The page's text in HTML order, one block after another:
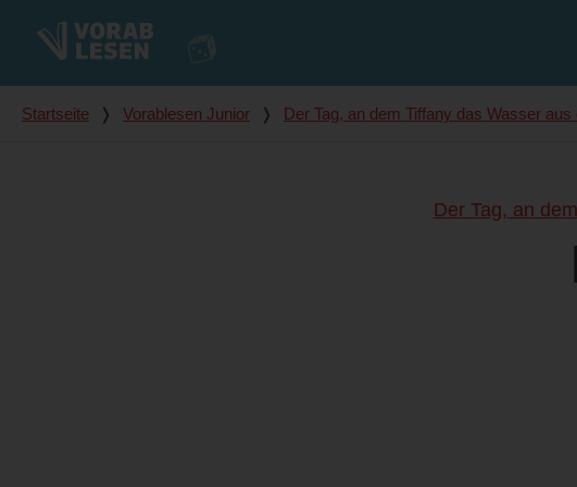
Du bist hier
Startseite ❭ Vorablesen Junior ❭ Der Tag, an dem Tiffany das Wasser
Der Tag, an